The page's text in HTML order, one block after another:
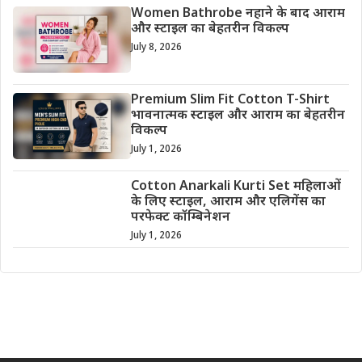
Women Bathrobe नहाने के बाद आराम
और स्टाइल का बेहतरीन विकल्प
July 8, 2026
Premium Slim Fit Cotton T-Shirt
भावनात्मक स्टाइल और आराम का बेहतरीन
विकल्प
July 1, 2026
Cotton Anarkali Kurti Set महिलाओं
के लिए स्टाइल, आराम और एलिगेंस का
परफेक्ट कॉम्बिनेशन
July 1, 2026